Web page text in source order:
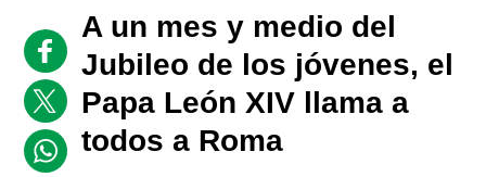
A un mes y medio del
Jubileo de los jóvenes, el
Papa León XIV llama a
todos a Roma